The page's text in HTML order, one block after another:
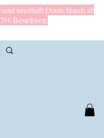
innerhalb Deutschlands ab
79 € Bestellwert.